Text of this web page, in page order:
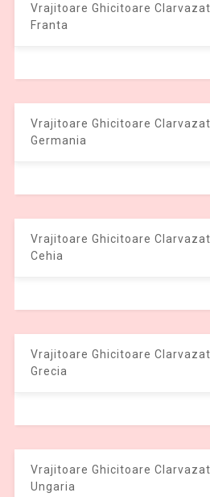
Vrajitoare Ghicitoare
Franta
Vrajitoare Ghicitoare
Germania
Vrajitoare Ghicitoare
Cehia
Vrajitoare Ghicitoare
Grecia
Vrajitoare Ghicitoare
Ungaria